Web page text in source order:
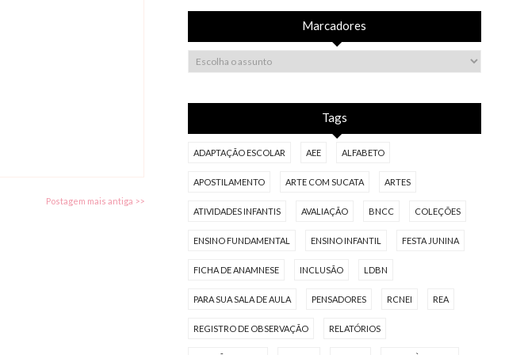
Postagem mais antiga >>
Marcadores
Tags
ADAPTAÇÃO ESCOLAR AEE ALFABETO
APOSTILAMENTO ARTE COM SUCATA ARTES
ATIVIDADES INFANTIS AVALIAÇÃO BNCC COLEÇÕES
ENSINO FUNDAMENTAL ENSINO INFANTIL FESTA JUNINA
FICHA DE ANAMNESE INCLUSÃO LDBN
PARA SUA SALA DE AULA PENSADORES RCNEI REA
REGISTRO DE OBSERVAÇÃO RELATÓRIOS